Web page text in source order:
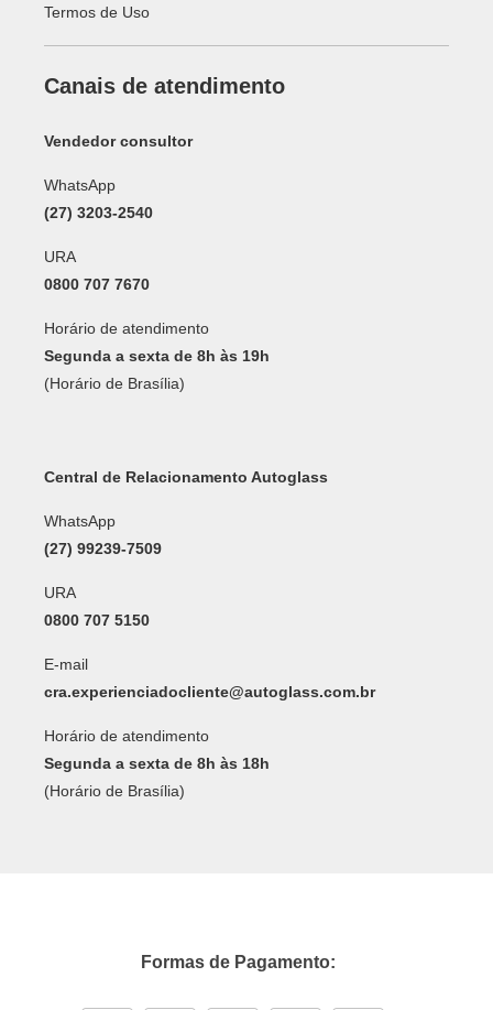
Termos de Uso
Canais de atendimento
Vendedor consultor
WhatsApp
(27) 3203-2540
URA
0800 707 7670
Horário de atendimento
Segunda a sexta de 8h às 19h
(Horário de Brasília)
Central de Relacionamento Autoglass
WhatsApp
(27) 99239-7509
URA
0800 707 5150
E-mail
cra.experienciadocliente@autoglass.com.br
Horário de atendimento
Segunda a sexta de 8h às 18h
(Horário de Brasília)
Formas de Pagamento: